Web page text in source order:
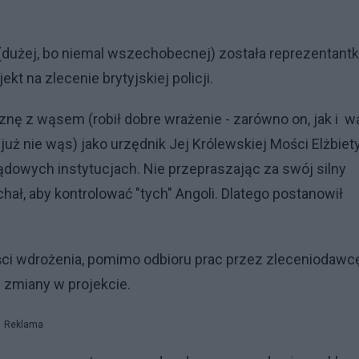
bo niemal wszechobecnej) została
na zlecenie brytyjskiej policji.
z wąsem (robił dobre wrażenie - zarówno on, jak i
nie wąs) jako urzędnik Jej Królewskiej Mości
instytucjach. Nie przepraszając za swój silny
aby kontrolować "tych" Angoli. Dlatego postanowił
wdrożenia, pomimo odbioru prac przez
zmiany w projekcie.
Reklama